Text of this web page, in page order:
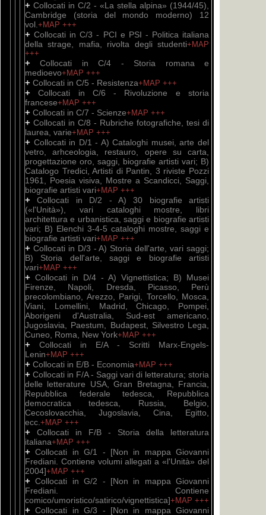
+ Collocati in C/2 - «La stella alpina» (1944/45),
Cambridge (storia del mondo moderno) 12
vol. +MAP +++
+Collocati in C/3 - PCI e PSI - Politica italiana
della strage, mafia, rivolta degli studenti+MAP
+++
+Collocati in C/4 - Storia romana e
medioevo+MAP +++
+ Collocati in C/5 - Resistenza+MAP +++
+Collocati in C/6 - Rivoluzione e storia
francese+MAP +++
+ Collocati in C/7 - Scienze+MAP +++
+ Collocati in C/8 - Rubriche fotografiche, tesi di
laurea, varie+MAP +++
+ Collocati in D/1 - A) Cataloghi musei, arte del
vetro, arhceologia, restauro, opere su carta,
progettazione oro, saggi, biografie artisti vari; B)
Catalogo Tredici, Artisti di Pantin, 3 riviste Pozzi
1961, Poesia visiva, Mostre a Scandicci, Saggi,
biografie artisti vari+MAP +++
+Collocati in D/2 - A) 30 biografie artisti
(«l'Unità»), vari cataloghi mostre, libri
architettura e urbanistica, saggi e biografie artisti
vari; B) Elenchi 3-4-5 cataloghi mostre, saggi e
biografie artisti vari+MAP +++
+ Collocati in D/3 - A) Storia dell'arte, vari saggi;
B) Storia dell'arte, saggi e biografie artisti
vari+MAP +++
+ Collocati in D/4 - A) Vignettistica; B) Musei
Firenze, Napoli, Dresda, Picasso, Perù
precolombiano, Arezzo, Parigi, Torcello, Mosca,
Viani, Lomellini, Madrid, Chicago, Pompei,
Aborigeni d'Australia, Sud-est americano,
Jugoslavia, Paestum, Budapest, Silvestro Lega,
Cuneo, Roma, New York+MAP +++
+ Collocati in E/A - Scritti Marx-Engels-
Lenin+MAP +++
+ Collocati in E/B - Economia+MAP +++
+ Collocati in F/A - Saggi vari di letteratura; storia
delle letterature USA, Gran Bretagna, Francia,
Repubblica federale tedesca, Repubblica
democratica tedesca, Russia, Belgio,
Cecoslovacchia, Jugoslavia, Cina, Egitto,
ecc. +MAP +++
+ Collocati in F/B - Storia della letteratura
italiana+MAP +++
+Collocati in G/1 - [Non in mappa Giovanni
Frediani. Contiene volumi allegati a «l'Unità» del
2004]+MAP +++
+Collocati in G/2 - [Non in mappa Giovanni
Frediani. Contiene
comico/umoristico/satirico/vignettistica]+MAP +++
+Collocati in G/3 - [Non in mappa Giovanni